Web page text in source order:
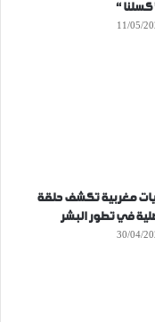
كسلنا “
11/05/
مغربية تكشف حلقة
في تطور البشر
30/04/